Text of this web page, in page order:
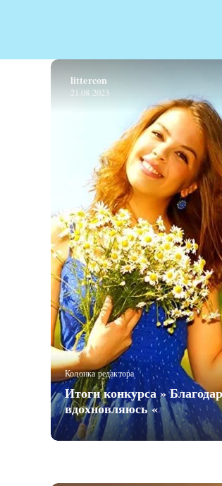
Колонка редактора
Итоги конкурса »
вдохновляюсь «
littercon
21.08.2023